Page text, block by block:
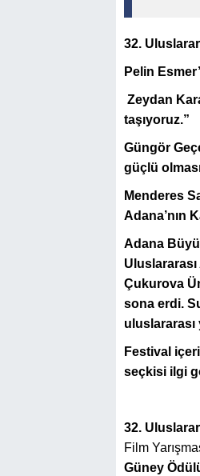
32.
Pelin
Zeydan
taşıyoruz.”
Güngör
güçlü
Menderes
Adana’nın
Adana
Çukurova Ü
sona erdi.
uluslararası
Festival
seçkisi ilgi
32.
Film Yarış
Güney